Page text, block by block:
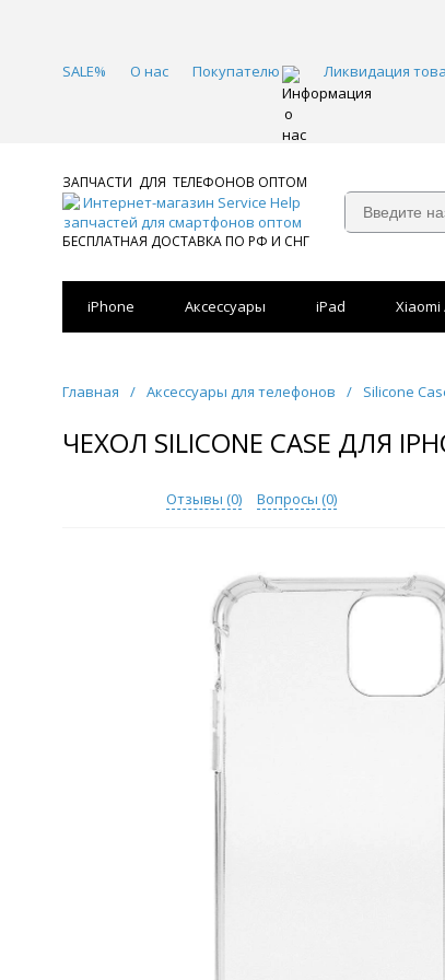
SALE% О нас Покупателю Ликвидация
ЗАПЧАСТИ ДЛЯ ТЕЛЕФОНОВ ОПТОМ
БЕСПЛАТНАЯ ДОСТАВКА ПО РФ И СНГ
iPhone Аксессуары iPad Xiaomi
Главная / Аксессуары для телефонов / Silicone
ЧЕХОЛ SILICONE CASE ДЛЯ
Отзывы (0) Вопросы (0)